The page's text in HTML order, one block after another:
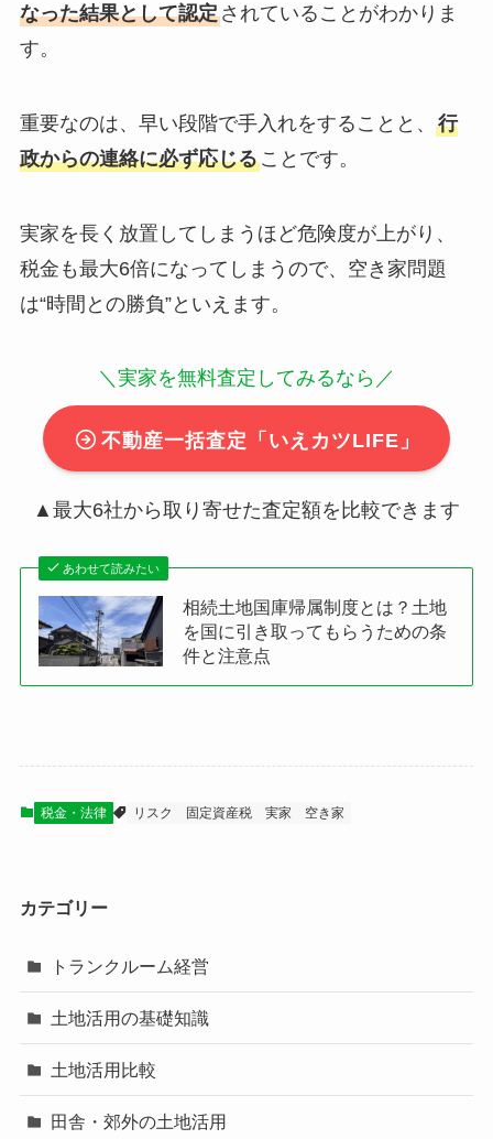
なった結果として認定されていることがわかりま
す。
重要なのは、早い段階で手入れをすることと、 行
政からの連絡に必ず応じることです。
実家を長く放置してしまうほど危険度が上がり、
税金も最大6倍になってしまうので、空き家問題
は“時間との勝負”といえます。
＼実家を無料査定してみるなら／
不動産一括査定「いえカツLIFE」
▲最大6社から取り寄せた査定額を比較できます
あわせて読みたい
相続土地国庫帰属制度とは？土地
を国に引き取ってもらうための条
件と注意点
税金・法律 リスク 固定資産税 実家 空き家
カテゴリー
トランクルーム経営
土地活用の基礎知識
土地活用比較
田舎・郊外の土地活用